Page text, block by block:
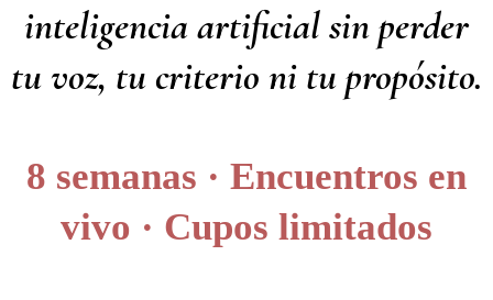
inteligencia artificial sin perder
tu voz, tu criterio ni tu propósito.
8 semanas · Encuentros en
vivo · Cupos limitados